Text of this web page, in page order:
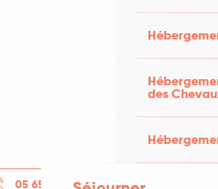
des
05 65 31 95▒▒